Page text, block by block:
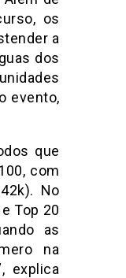
os
a
dos
evento,
que
com
No
Top 20
as
na
explica